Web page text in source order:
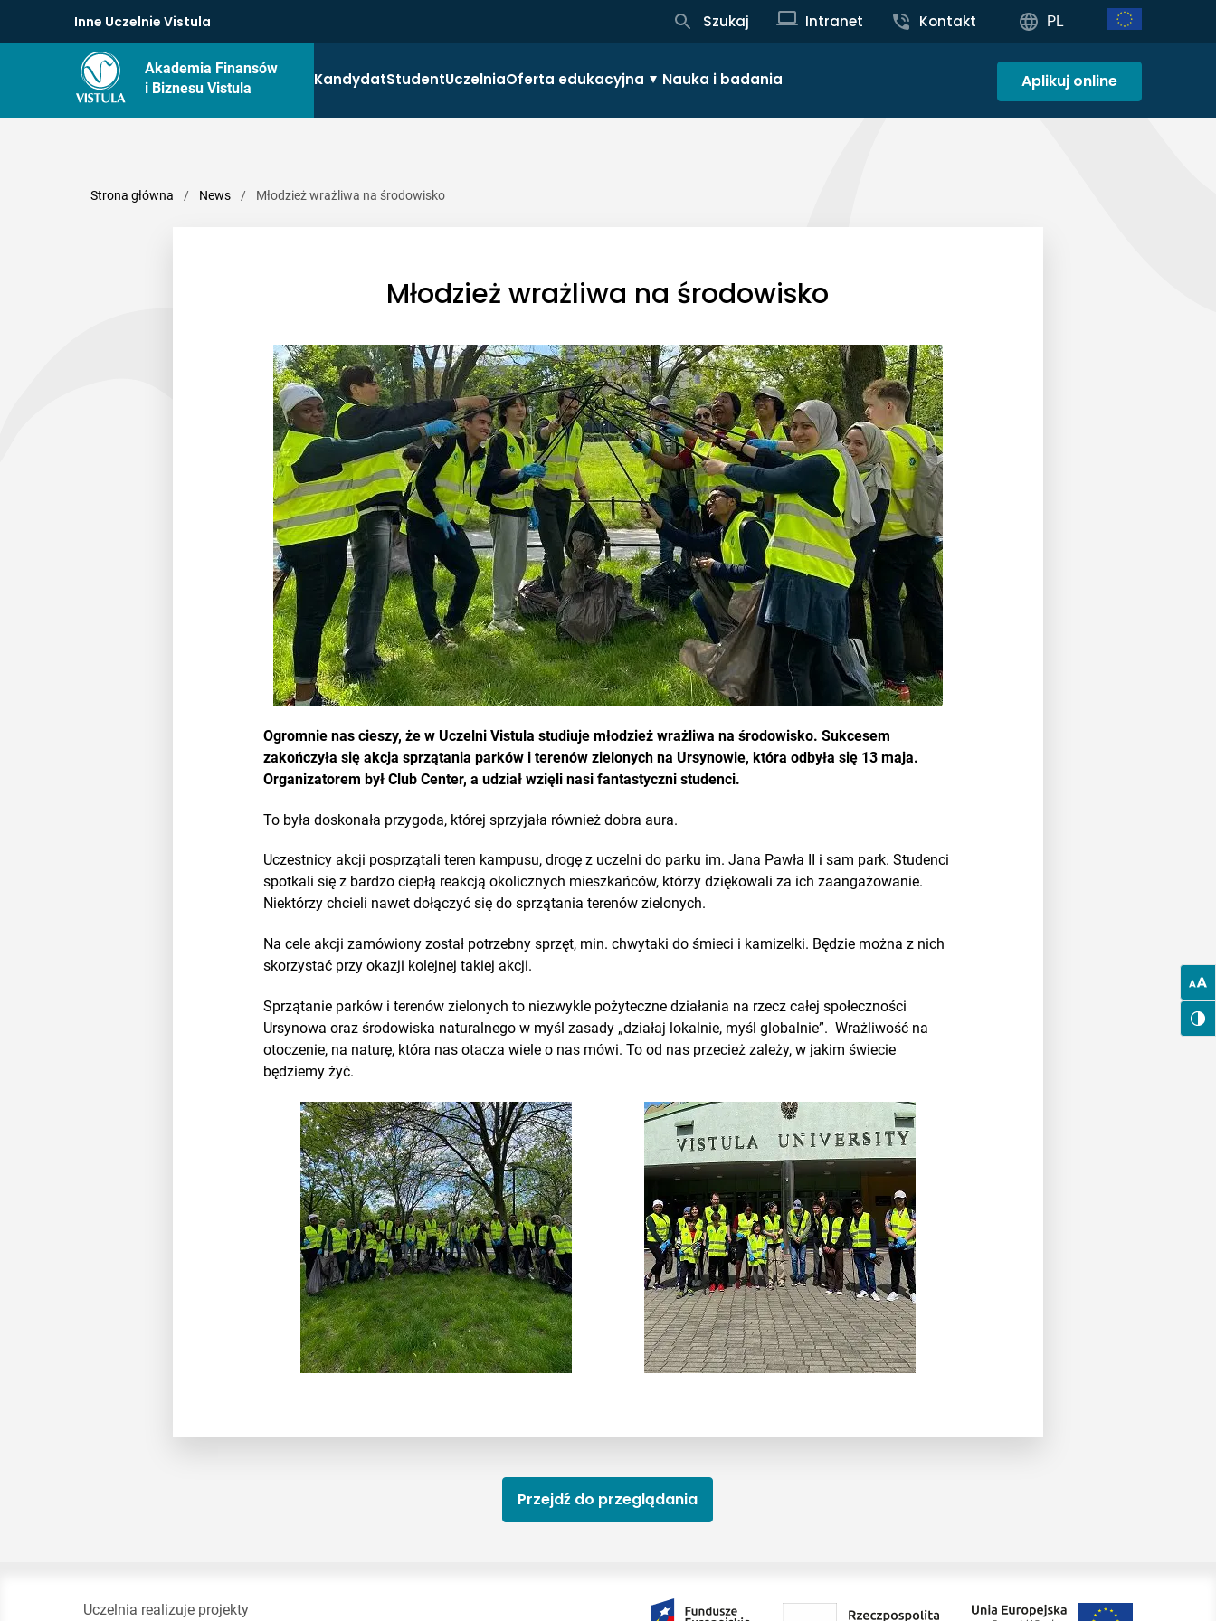
Inne Uczelnie Vistula Szukaj Intranet Kontakt PL
Akademia Finansów
i Biznesu Vistula
KandydatStudentUczelniaOferta edukacyjna Nauka i badania Aplikuj online
Strona główna / News / Młodzież wrażliwa na środowisko
Młodzież wrażliwa na środowisko
Ogromnie nas cieszy, że w Uczelni Vistula studiuje młodzież wrażliwa na środowisko. Sukcesem
zakończyła się akcja sprzątania parków i terenów zielonych na Ursynowie, która odbyła się 13 maja.
Organizatorem był Club Center, a udział wzięli nasi fantastyczni studenci.
To była doskonała przygoda, której sprzyjała również dobra aura.
Uczestnicy akcji posprzątali teren kampusu, drogę z uczelni do parku im. Jana Pawła II i sam park. Studenci
spotkali się z bardzo ciepłą reakcją okolicznych mieszkańców, którzy dziękowali za ich zaangażowanie.
Niektórzy chcieli nawet dołączyć się do sprzątania terenów zielonych.
Na cele akcji zamówiony został potrzebny sprzęt, min. chwytaki do śmieci i kamizelki. Będzie można z nich
skorzystać przy okazji kolejnej takiej akcji.
Sprzątanie parków i terenów zielonych to niezwykle pożyteczne działania na rzecz całej społeczności
Ursynowa oraz środowiska naturalnego w myśl zasady „działaj lokalnie, myśl globalnie”. Wrażliwość na
otoczenie, na naturę, która nas otacza wiele o nas mówi. To od nas przecież zależy, w jakim świecie
będziemy żyć.
Przejdź do przeglądania
Uczelnia realizuje projekty